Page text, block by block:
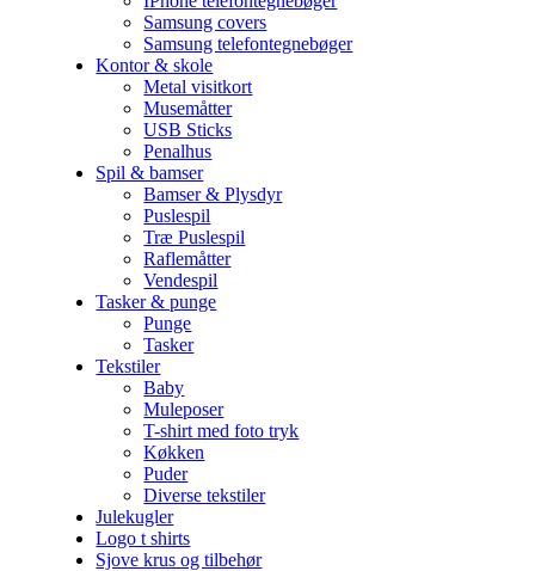
Samsung covers
Samsung telefontegnebøger
Kontor & skole
Metal visitkort
Musemåtter
USB Sticks
Penalhus
Spil & bamser
Bamser & Plysdyr
Puslespil
Træ Puslespil
Raflemåtter
Vendespil
Tasker & punge
Punge
Tasker
Tekstiler
Baby
Muleposer
T-shirt med foto tryk
Køkken
Puder
Diverse tekstiler
Julekugler
Logo t shirts
Sjove krus og tilbehør